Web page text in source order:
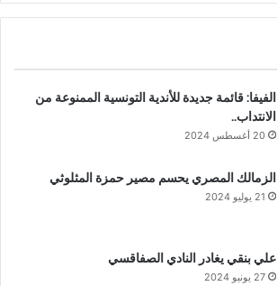
الفيفا: قائمة جديدة للأندية التونسية الممنوعة من
الانتداب..
20 أغسطس 2024
الزمالك المصري يحسم مصير حمزة المثلوثي
21 يوليو 2024
علي بنقي يغادر النادي الصفاقسي
27 يونيو 2024